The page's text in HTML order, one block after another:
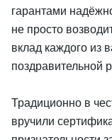
гарантами
не просто
вклад каждого из
поздравительной
Традиционно в
вручили